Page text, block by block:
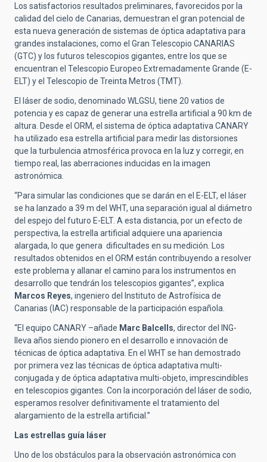
Los satisfactorios resultados preliminares, favorecidos por la
calidad del cielo de Canarias, demuestran el gran potencial de
esta nueva generación de sistemas de óptica adaptativa para
grandes instalaciones, como el Gran Telescopio CANARIAS
(GTC) y los futuros telescopios gigantes, entre los que se
encuentran el Telescopio Europeo Extremadamente Grande (E-
ELT) y el Telescopio de Treinta Metros (TMT).
El láser de sodio, denominado WLGSU, tiene 20 vatios de
potencia y es capaz de generar una estrella artificial a 90 km de
altura. Desde el ORM, el sistema de óptica adaptativa CANARY
ha utilizado esa estrella artificial para medir las distorsiones
que la turbulencia atmosférica provoca en la luz y corregir, en
tiempo real, las aberraciones inducidas en la imagen
astronómica.
“Para simular las condiciones que se darán en el E-ELT, el láser
se ha lanzado a 39 m del WHT, una separación igual al diámetro
del espejo del futuro E-ELT. A esta distancia, por un efecto de
perspectiva, la estrella artificial adquiere una apariencia
alargada, lo que genera dificultades en su medición. Los
resultados obtenidos en el ORM están contribuyendo a resolver
este problema y allanar el camino para los instrumentos en
desarrollo que tendrán los telescopios gigantes”, explica
Marcos Reyes, ingeniero del Instituto de Astrofísica de
Canarias (IAC) responsable de la participación española.
“El equipo CANARY –añade Marc Balcells, director del ING-
lleva años siendo pionero en el desarrollo e innovación de
técnicas de óptica adaptativa. En el WHT se han demostrado
por primera vez las técnicas de óptica adaptativa multi-
conjugada y de óptica adaptativa multi-objeto, imprescindibles
en telescopios gigantes. Con la incorporación del láser de sodio,
esperamos resolver definitivamente el tratamiento del
alargamiento de la estrella artificial.”
Las estrellas guía láser
Uno de los obstáculos para la observación astronómica con